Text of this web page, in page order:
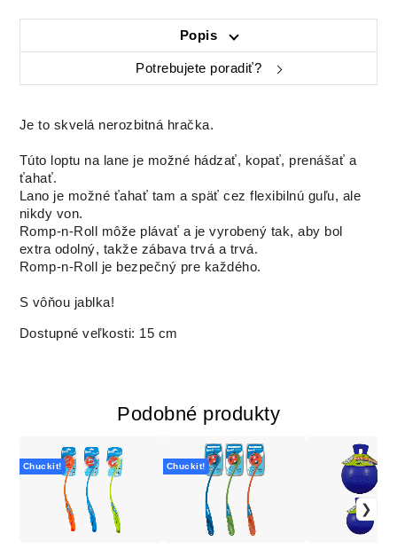
Popis
Potrebujete poradiť?
Je to skvelá nerozbitná hračka.
Túto loptu na lane je možné hádzať, kopať, prenášať a
ťahať.
Lano je možné ťahať tam a späť cez flexibilnú guľu, ale
nikdy von.
Romp-n-Roll môže plávať a je vyrobený tak, aby bol
extra odolný, takže zábava trvá a trvá.
Romp-n-Roll je bezpečný pre každého.
S vôňou jablka!
Dostupné veľkosti: 15 cm
Podobné produkty
Chuckit! Chuckit!